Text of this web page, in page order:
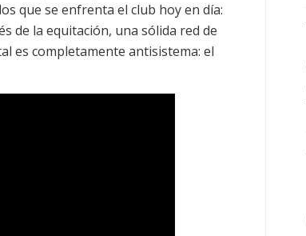
que se enfrenta el club hoy en día:
de la equitación, una sólida red de
es completamente antisistema: el